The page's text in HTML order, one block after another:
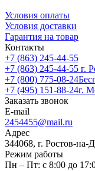
Условия оплаты
Условия доставки
Гарантия на товар
Контакты
+7 (863) 245-44-55
+7 (863) 245-44-55 г.
+7 (800) 775-08-24
+7 (495) 151-88-24г.
Заказать звонок
E-mail
2454455@mail.ru
Адрес
344068, г. Ростов-
Режим работы
Пн – Пт: с 8:00 до